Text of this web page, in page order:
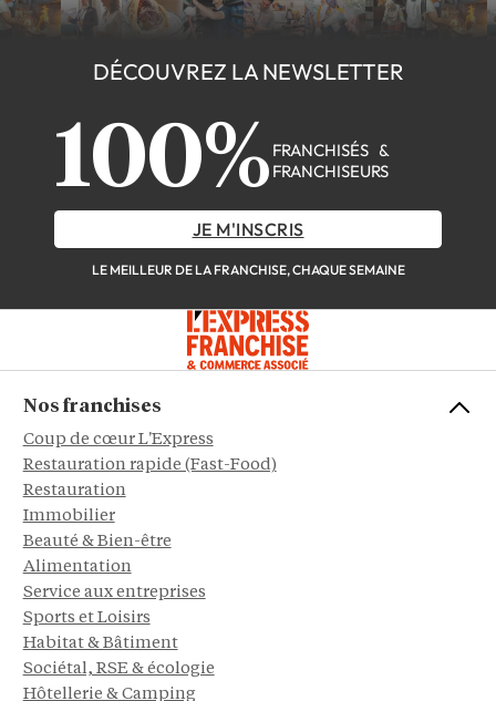
DÉCOUVREZ LA NEWSLETTER
100% FRANCHISÉS &
FRANCHISEURS
JE M'INSCRIS
LE MEILLEUR DE LA FRANCHISE, CHAQUE SEMAINE
Nos franchises
Coup de cœur L'Express
Restauration rapide (Fast-Food)
Restauration
Immobilier
Beauté & Bien-être
Alimentation
Service aux entreprises
Sports et Loisirs
Habitat & Bâtiment
Sociétal, RSE & écologie
Hôtellerie & Camping